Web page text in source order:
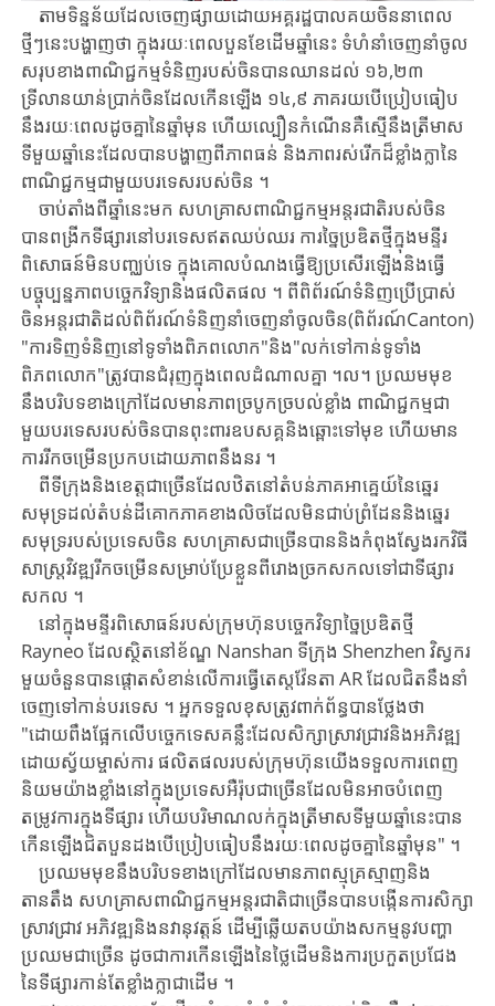
តាមទិន្នន័យដែលចេញផ្សាយដោយអគ្គរដ្ឋបាលគយចិននាពេល
ថ្មីៗនេះបង្ហាញថា ​ក្នុង​រយៈ​ពេល​បួន​ខែដើម​ឆ្នាំនេះ ​ទំហំនាំចេញនាំចូល
សរុបខាង​ពាណិជ្ជកម្មទំនិញរបស់ចិន​បាន​ឈាន​ដល់ ​១៦,២៣ ​
ទ្រីលានយាន់ប្រាក់ចិន​ដែលកើនឡើង ​១៤,៩ ​ភាគរយ​បើប្រៀប​ធៀប​
នឹង​រយៈពេល​ដូចគ្នា​នៃ​ឆ្នាំមុន ​ហើយល្បឿនកំណើនគឺស្មើនឹង​ត្រីមាស​
ទី​មួយ​​ឆ្នាំ​នេះ​ដែល​បាន​បង្ហាញពីភាពធន់ និងភាពរស់រើក​ដ៏ខ្លាំងក្លា​នៃ​
ពាណិជ្ជកម្មជា​មួយ​បរទេស​របស់​ចិន ​។
ចាប់តាំងពីឆ្នាំនេះមក ​សហគ្រាស​ពាណិជ្ជកម្មអន្តរជាតិ​របស់​ចិន​
បាន​ពង្រីក​ទីផ្សារ​នៅ​បរ​ទេស​ឥត​ឈប់​ឈរ ​ការ​ច្នៃប្រឌិតថ្មី​ក្នុង​មន្ទីរ
ពិសោធន៍​មិន​បញ្ឈប់​ទេ ​ក្នុងគោលបំណង​ធ្វើ​ឱ្យ​ប្រសើរ​ឡើង​និងធ្វើ
បច្ចុប្បន្នភាព​បច្ចេកវិទ្យា​និង​ផលិត​ផល ​។ ​ពី​ពិព័រណ៍ទំនិញ​ប្រើប្រាស់​
ចិន​អន្តរ​ជាតិ​ដល់​ពិព័រណ៍ទំនិញ​នាំចេញនាំចូលចិន(ពិព័រណ៍Canton)
"ការ​ទិញ​ទំនិញ​នៅ​ទូទាំង​ពិភព​លោក"​និង"លក់ទៅកាន់ទូទាំង
ពិភពលោក"​ត្រូវបានជំរុញ​ក្នុង​ពេល​ដំណាល​គ្នា ​។ល​។ ​ប្រឈមមុខ
នឹង​បរិបទខាងក្រៅ​ដែលមានភាពច្របូកច្របល់​ខ្លាំង ​ពាណិជ្ជកម្ម​ជា​
មួយ​បរ​ទេស​របស់​ចិន​បាន​ពុះពារឧបសគ្គនិងឆ្ពោះទៅមុខ ​ហើយ​មាន​
ការរីកចម្រើន​ប្រកបដោយ​ភា​ព​នឹងនរ ​។
ពី​ទីក្រុងនិងខេត្តជាច្រើន​ដែល​ឋិតនៅ​តំបន់​ភាគអាគ្នេយ៍នៃឆ្នេរ
សមុទ្រ​ដល់​តំបន់ដីគោក​ភា​គ​ខាង​លិច​ដែលមិនជាប់ព្រំដែននិងឆ្នេរ
សមុទ្រ​របស់​ប្រទេសចិន ​សហគ្រាសជាច្រើន​បាន​និង​កំពុង​ស្វែងរក​វិធី
សាស្រ្ត​វិវឌ្ឍរីកចម្រើន​សម្រាប់​ប្រែខ្លួន​ពីរោងច្រកសកល​ទៅជា​ទីផ្សា​រ​
សកល ​។
នៅក្នុងមន្ទីរពិសោធន៍​របស់​ក្រុមហ៊ុន​បច្ចេកវិទ្យាច្នៃប្រឌិតថ្មី ​
Rayneo ​ដែលស្ថិតនៅ​ខ័ណ្ឌ ​Nan​shan ​ទីក្រុង ​Shenzhen ​វិស្វករ​
មួយចំនួន​បាន​ផ្តោតសំខាន់​លើ​ការធ្វើតេស្ត​​វ៉ែនតា ​AR ​ដែល​ជិត​នឹង​នាំ
ចេញទៅកាន់បរទេស ​។ ​អ្នកទទួលខុសត្រូវ​ពាក់ព័ន្ធ​បាន​ថ្លែង​ថា ​
"ដោយ​ពឹង​ផ្អែក​លើ​បច្ចេកទេសគន្លឹះ​ដែល​សិក្សាស្រាវជ្រាវនិងអភិវឌ្ឍ​
ដោយ​ស្វ័យម្ចាស់​ការ ​ផលិតផល​របស់​ក្រុម​ហ៊ុន​យើង​ទទួល​ការ​ពេញ​
និយម​យ៉ាង​ខ្លាំងនៅក្នុងប្រទេសអឺរ៉ុបជាច្រើន​ដែល​មិន​អាច​បំពេញ​
តម្រូវការក្នុង​ទីផ្សារ ​ហើយ​បរិមាណលក់​ក្នុងត្រីមាស​ទី​មួយ​ឆ្នាំនេះ​បាន​
កើន​ឡើង​ជិតបួនដង​បើប្រៀបធៀប​នឹង​រយៈពេល​ដូចគ្នា​នៃ​ឆ្នាំមុន" ​។ ​
ប្រឈមមុខនឹង​បរិ​បទខាងក្រៅ​ដែលមានភាពស្មុគ្រស្មាញ​និង​
តានតឹង ​សហគ្រាស​ពាណិ​ជ្ជកម្ម​អន្តរជាតិ​ជាច្រើន​បាន​បង្កើន​ការ​សិក្សា
ស្រាវជ្រាវ ​អភិវឌ្ឍ​និង​នវានុវត្តន៍ ​ដើម្បី​ឆ្លើយ​តប​យ៉ាងសកម្ម​នូវ​បញ្ហា
ប្រឈមជាច្រើន ​ដូចជា​ការកើនឡើងនៃថ្លៃដើម​និង​ការ​ប្រកួត​ប្រ​ជែង​
នៃ​ទីផ្សារ​កាន់តែ​ខ្លាំងក្លា​ជាដើម ​។